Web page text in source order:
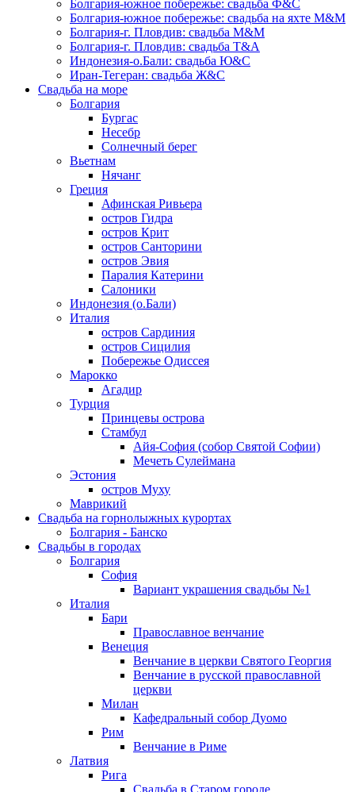
Болгария-южное побережье: свадьба Ф&С
Болгария-южное побережье: свадьба на яхте М&М
Болгария-г. Пловдив: свадьба М&М
Болгария-г. Пловдив: свадьба Т&А
Индонезия-о.Бали: свадьба Ю&С
Иран-Тегеран: свадьба Ж&С
Свадьба на море
Болгария
Бургас
Несебр
Солнечный берег
Вьетнам
Нячанг
Греция
Афинская Ривьера
остров Гидра
остров Крит
остров Санторини
остров Эвия
Паралия Катерини
Салоники
Индонезия (о.Бали)
Италия
остров Сардиния
остров Сицилия
Побережье Одиссея
Марокко
Агадир
Турция
Принцевы острова
Стамбул
Айя-София (собор Святой Софии)
Мечеть Сулеймана
Эстония
остров Муху
Маврикий
Свадьба на горнолыжных курортах
Болгария - Банско
Свадьбы в городах
Болгария
София
Вариант украшения свадьбы №1
Италия
Бари
Православное венчание
Венеция
Венчание в церкви Святого Георгия
Венчание в русской православной
церкви
Милан
Кафедральный собор Дуомо
Рим
Венчание в Риме
Латвия
Рига